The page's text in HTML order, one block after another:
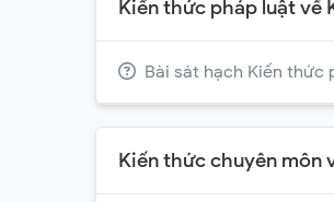
Kiến thức pháp luật về
Bài sát hạch Kiến thức
Kiến thức chuyên môn